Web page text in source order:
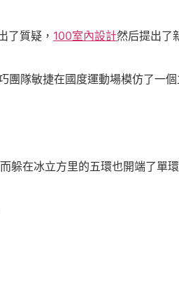
了質疑， 100室內設計然后提出了
隊敏捷在國度運動場模仿了一個
在冰立方里的五環也開端了單環